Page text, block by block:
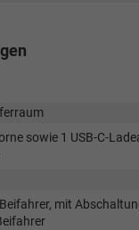
sowie 1 USB-C-
mit